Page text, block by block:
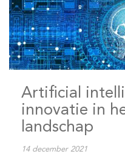
Artificial
innovatie in
landschap
14 december 2021